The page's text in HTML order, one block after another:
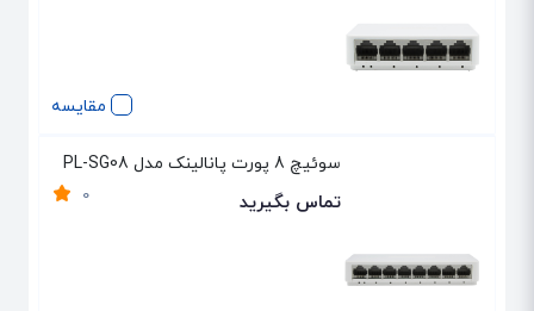
مقایسه
سوئیچ 8 پورت پانالینک مدل PL-SG08
0 تماس بگیرید